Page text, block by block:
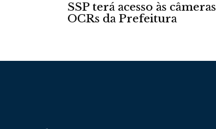
SSP terá acesso às câmeras
OCRs da Prefeitura